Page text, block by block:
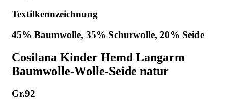
Textilkennzeichnung
45% Baumwolle, 35% Schurwolle, 20% Seide
Cosilana Kinder Hemd Langarm
Baumwolle-Wolle-Seide natur
Gr.92